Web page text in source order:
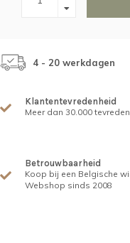
4 - 20 werkdagen
Klantentevredenheid
Meer dan 30.000
Betrouwbaarheid
Koop bij een Belgische
Webshop sinds 2008